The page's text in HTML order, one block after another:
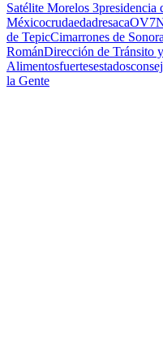
Satélite Morelos 3presidencia
MéxicocrudaedadresacaOV7
de TepicCimarrones de Sonora
RománDirección de Tránsito
Alimentosfuertesestados
la Gente